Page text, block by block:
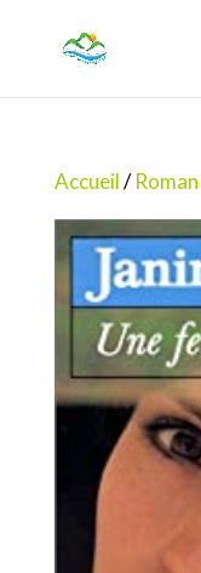
Accueil/Roman